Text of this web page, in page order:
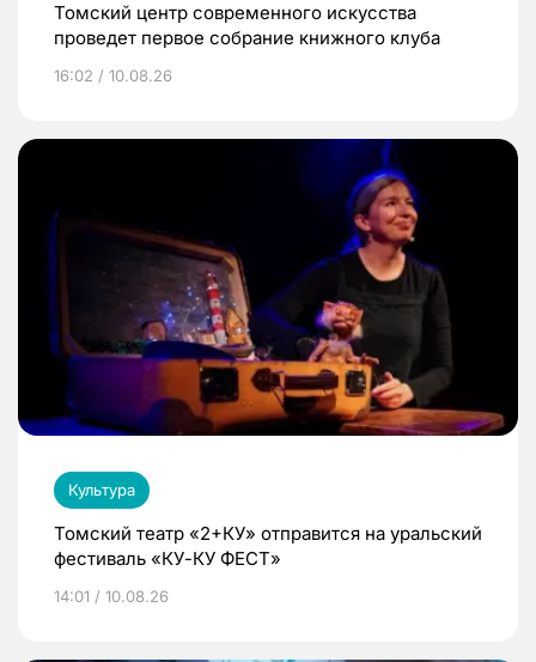
Томский центр современного искусства
проведет первое собрание книжного клуба
16:02 / 10.08.26
Культура
Томский театр «2+КУ» отправится на уральский
фестиваль «КУ-КУ ФЕСТ»
14:01 / 10.08.26